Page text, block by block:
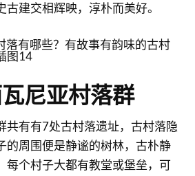
建交相辉映，淳朴而美好。
尼亚村落群
共有有7处古村落遗址，古村落隐
的周围便是静谧的树林，古朴静
每个村子大都有教堂或堡垒，可